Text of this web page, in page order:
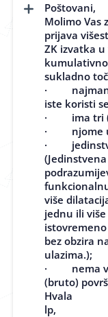
Poštovani,
Molimo Vas
prijava
ZK izvatka
sukladno
·
iste koristi
· ima tri
· njome
·
više
jednu ili
bez obzira
ulazima.);
· nema
(bruto)
Hvala
lp,